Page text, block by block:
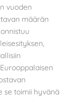
vuoden
määrän
se toimii hyvänä